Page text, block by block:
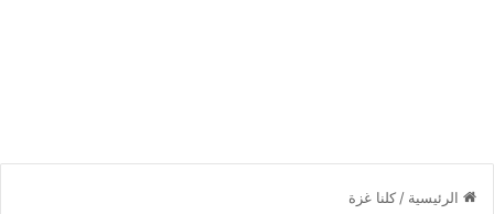
الرئيسية /كلنا غزة